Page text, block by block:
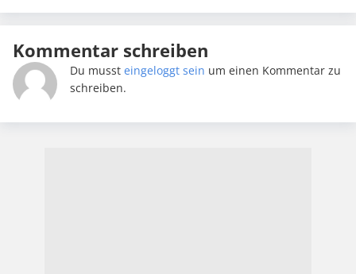
Kommentar schreiben
Du musst eingeloggt sein um einen Kommentar zu
schreiben.